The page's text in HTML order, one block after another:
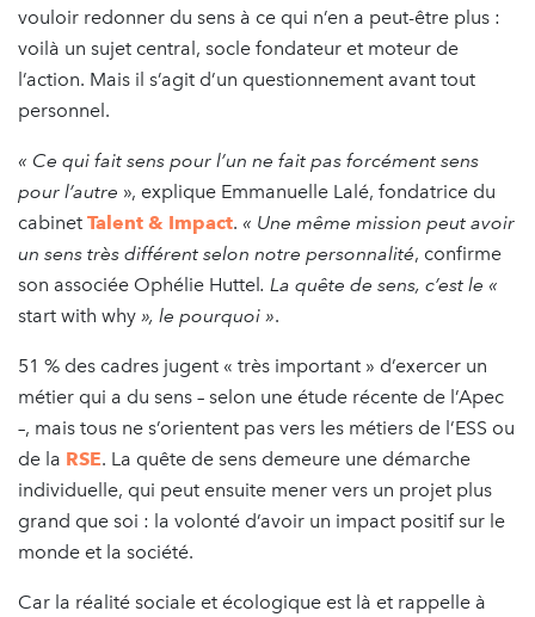
vouloir redonner du sens à ce qui n’en a peut-être plus :
voilà un sujet central, socle fondateur et moteur de
l’action. Mais il s’agit d’un questionnement avant tout
personnel.
« Ce qui fait sens pour l’un ne fait pas forcément sens
pour l’autre », explique Emmanuelle Lalé, fondatrice du
cabinet Talent & Impact. « Une même mission peut avoir
un sens très différent selon notre personnalité, confirme
son associée Ophélie Huttel. La quête de sens, c’est le «
start with why », le pourquoi ».
51 % des cadres jugent « très important » d’exercer un
métier qui a du sens – selon une étude récente de l’Apec
–, mais tous ne s’orientent pas vers les métiers de l’ESS ou
de la RSE. La quête de sens demeure une démarche
individuelle, qui peut ensuite mener vers un projet plus
grand que soi : la volonté d’avoir un impact positif sur le
monde et la société.
Car la réalité sociale et écologique est là et rappelle à